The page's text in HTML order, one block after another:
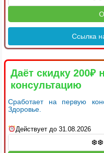
Ссылка
Даёт скидку 200₽
консультацию
Сработает на первую
Здоровье.
Действует до 31.08.2026